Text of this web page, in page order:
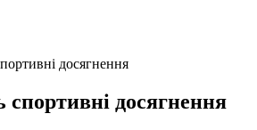
досягнення
досягнення